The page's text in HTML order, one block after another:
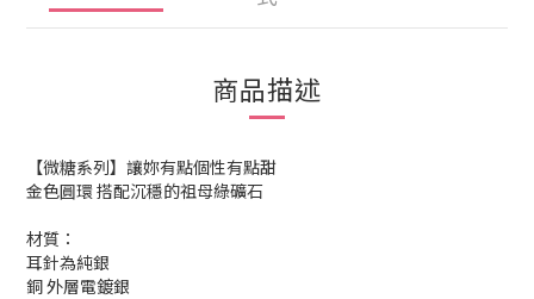
商品描述
【微糖系列】讓妳有點個性有點甜
金色圓環 搭配沉穩的祖母綠礦石
材質：
耳針為純銀
銅 外層電鍍銀